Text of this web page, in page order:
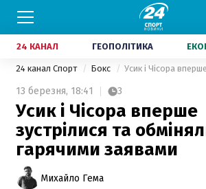
24 КАНАЛ ГЕОПОЛІТИКА
24 канал Спорт Бокс
13 березня, 18:41 3
Усик і Чісора вперше
зустрілися та
гарячими заявами
Михайло Гема